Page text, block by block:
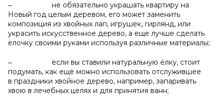
‒ не обязательно украшать квартиру на
Новый год целым деревом, его может заменить
композиция из хвойных лап, игрушек, гирлянд, или
украсить искусственное дерево, а еще лучше сделать
ёлочку своими руками используя различные материалы;
‒ если вы ставили натуральную ёлку, стоит
подумать, как ещё можно использовать отслужившее
в праздники хвойное дерево, например, запаривать
хвою в лечебных целях и для принятия ванн;